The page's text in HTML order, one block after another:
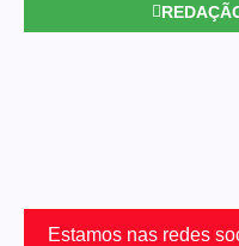
Estamos nas redes